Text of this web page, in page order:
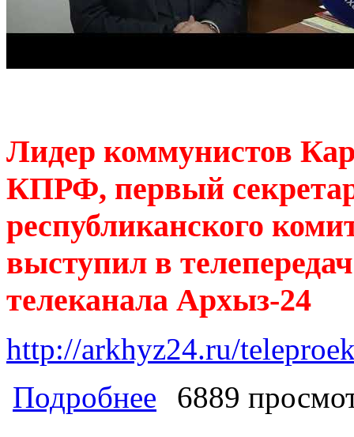
Лидер коммунистов
КПРФ, первый
республиканского
выступил в
телеканала Архыз-24
http://arkhyz24.ru/
Подробнее о Лидер коммунистов Карачаево-
республиканского комитета
телеканала Архыз-24
6889